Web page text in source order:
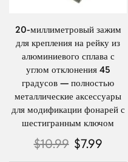
20-миллиметровый зажим
для крепления на рейку из
алюминиевого сплава с
углом отклонения 45
градусов — полностью
металлические аксессуары
для модификации фонарей с
шестигранным ключом
$10.99 $7.99